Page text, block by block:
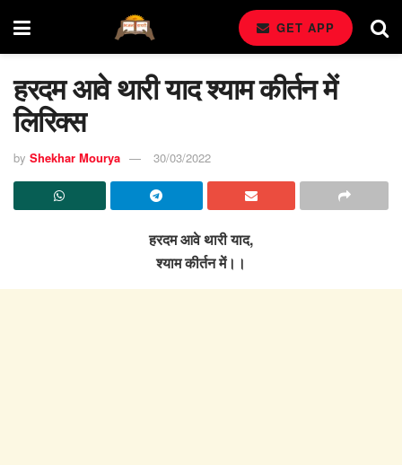
GET APP
हरदम आवे थारी याद श्याम कीर्तन में
लिरिक्स
by Shekhar Mourya 30/03/2022
हरदम आवे थारी याद,
श्याम कीर्तन में।।